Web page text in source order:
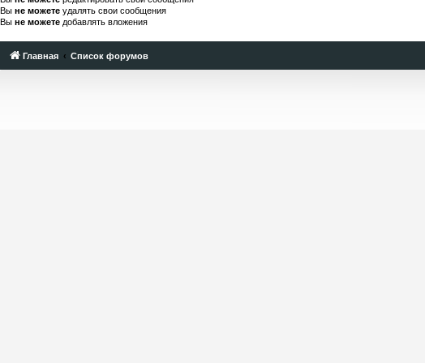
Вы не можете удалять свои сообщения
Вы не можете добавлять вложения
Главная Список форумов